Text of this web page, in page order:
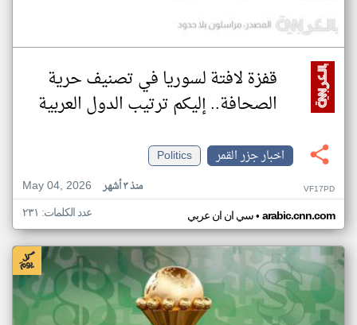
قفزة لافتة لسوريا في تصنيف حرية
الصحافة.. إليكم ترتيب الدول العربية
اخبار جزر القمر
Politics
May 04, 2026
منذ ٣ أشهر VF17PD
سي ان ان عربي• arabic.cnn.com عدد الكلمات: ٢٣١